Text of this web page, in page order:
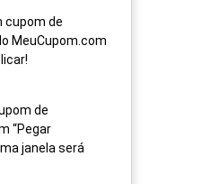
cupom de
MeuCupom.com
de
“Pegar
janela será